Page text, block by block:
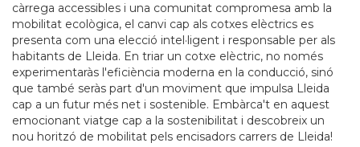
càrrega accessibles i una comunitat compromesa amb la
mobilitat ecològica, el canvi cap als cotxes elèctrics es
presenta com una elecció intel·ligent i responsable per als
habitants de Lleida. En triar un cotxe elèctric, no només
experimentaràs l'eficiència moderna en la conducció, sinó
que també seràs part d'un moviment que impulsa Lleida
cap a un futur més net i sostenible. Embàrca't en aquest
emocionant viatge cap a la sostenibilitat i descobreix un
nou horitzó de mobilitat pels encisadors carrers de Lleida!